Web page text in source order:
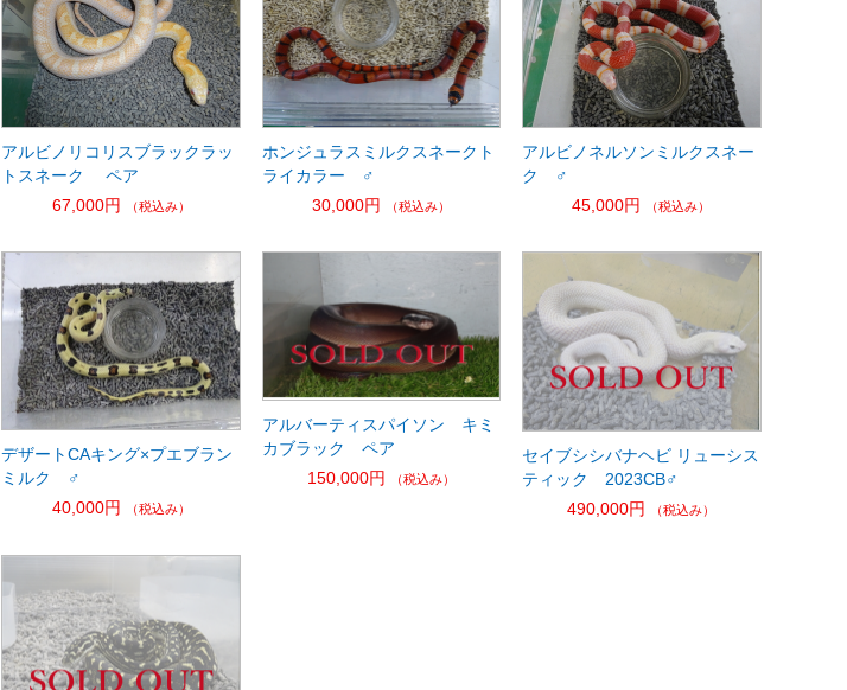
アルビノリコリスブラックラッ
トスネーク ペア
67,000円
（税込み）
ホンジュラスミルクスネークト
ライカラー ♂
30,000円
（税込み）
アルビノネルソンミルクスネー
ク ♂
45,000円
（税込み）
デザートCAキング×プエブラン
ミルク ♂
40,000円
（税込み）
アルバーティスパイソン キミ
カブラック ペア
150,000円
（税込み）
セイブシシバナヘビ リューシス
ティック 2023CB♂
490,000円
（税込み）